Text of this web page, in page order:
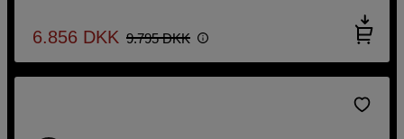
6.856 DKK 9.795 DKK